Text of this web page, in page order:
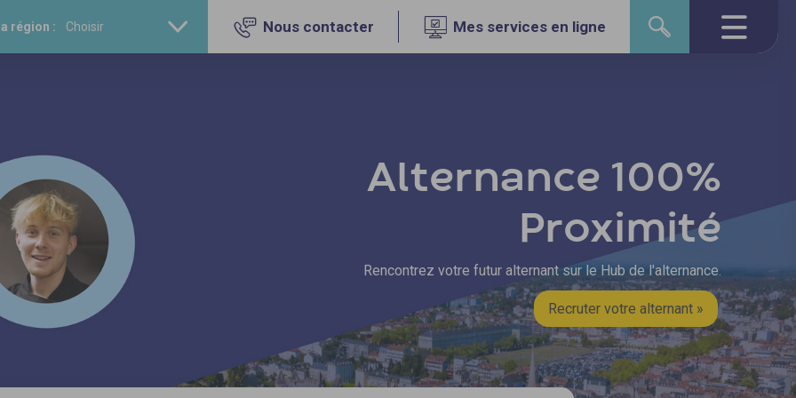
région : Nous contacter Mes services en ligne
Alternance 100%
Proximité
Rencontrez votre futur alternant sur le Hub de l'alternance.
Recruter votre alternant »